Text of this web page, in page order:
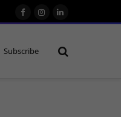
FacebookInstagram
LinkedIn
Subscribe